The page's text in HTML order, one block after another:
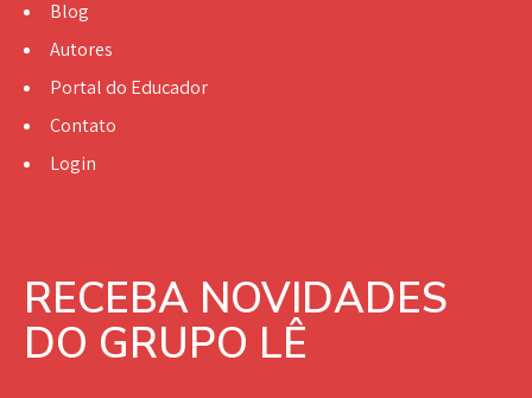
Blog
Autores
Portal do Educador
Contato
Login
RECEBA NOVIDADES
DO GRUPO LÊ